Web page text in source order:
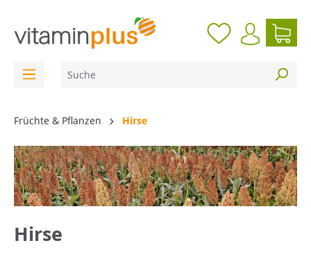
Früchte & Pflanzen Hirse
Hirse